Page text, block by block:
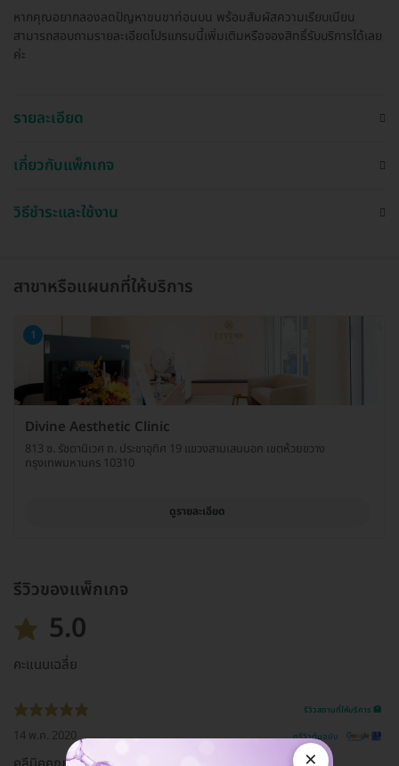
หากคุณอยากลองลดปัญหาขนขาท่อนบน พร้อมสัมผัสความเรียบเนียน
สามารถสอบถามรายละเอียดโปรแกรมนี้เพิ่มเติมหรือจองสิทธิ์รับบริการได้เลย
ค่ะ
รายละเอียด
เกี่ยวกับแพ็กเกจ
วิธีชำระและใช้งาน
สาขาหรือแผนกที่ให้บริการ
1
Divine Aesthetic Clinic
813 ซ. รัชดานิเวศ ถ. ประชาอุทิศ 19 แขวงสามเสนนอก เขตห้วยขวาง
กรุงเทพมหานคร 10310
ดูรายละเอียด
รีวิวของแพ็กเกจ
5.0
คะแนนเฉลี่ย
รีวิวสถานที่ให้บริการ 🏥
14 พ.ค. 2020 ดูรีวิวต้นฉบับ